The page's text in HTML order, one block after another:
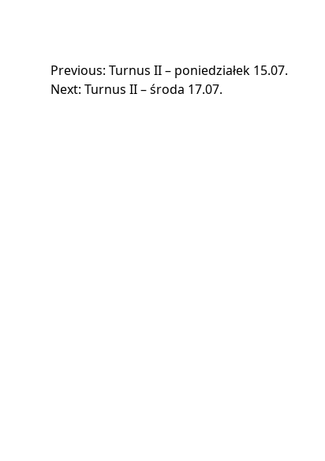
Nawigacja
wpisu
Previous: Turnus II – poniedziałek 15.07.
Next: Turnus II – środa 17.07.